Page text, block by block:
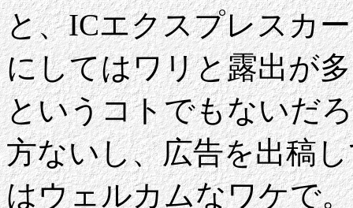
と、ICエクスプレスカ
にしてはワリと露出が
というコトでもないだ
方ないし、広告を出稿
はウェルカムなワケで。